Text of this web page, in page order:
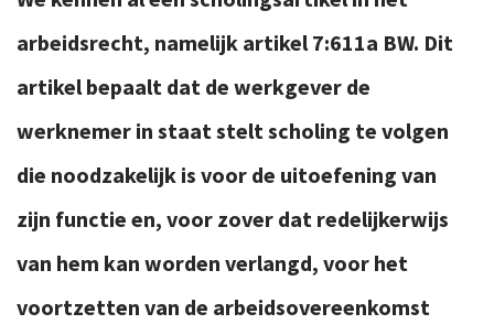
arbeidsrecht, namelijk artikel 7:611a BW. Dit
artikel bepaalt dat de werkgever de
werknemer in staat stelt scholing te volgen
die noodzakelijk is voor de uitoefening van
zijn functie en, voor zover dat redelijkerwijs
van hem kan worden verlangd, voor het
voortzetten van de arbeidsovereenkomst